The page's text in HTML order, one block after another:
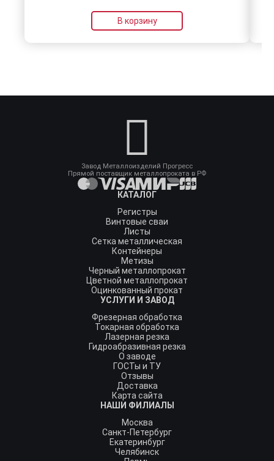
В корзину
Завод Металлоизделий Прогресс
Прямой поставщик металлопроката в РФ
КАТАЛОГ
Регистры
Винтовые сваи
Листы
Сетка металлическая
Контейнеры
Метизы
Черный металлопрокат
Цветной металлопрокат
Оцинкованный прокат
УСЛУГИ И ЗАВОД
Фрезерная обработка
Токарная обработка
Лазерная резка
Гидроабразивная резка
О заводе
ГОСТы и ТУ
Отзывы
Доставка
Карта сайта
НАШИ ФИЛИАЛЫ
Москва
Санкт-Петербург
Екатеринбург
Челябинск